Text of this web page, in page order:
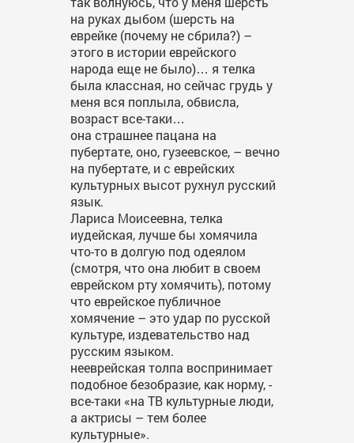
на руках дыбом (шерсть на
еврейке (почему не сбрила?) –
этого в истории еврейского
народа еще не было)… я телка
была классная, но сейчас грудь у
меня вся поплыла, обвисла,
возраст все-таки…
она страшнее пацана на
пубертате, оно, гузеевское, – вечно
на пубертате, и с еврейских
культурных высот рухнул русский
язык.
Лариса Моисеевна, телка
иудейская, лучше бы хомячила
что-то в долгую под одеялом
(смотря, что она любит в своем
еврейском рту хомячить), потому
что еврейское публичное
хомячение – это удар по русской
культуре, издевательство над
русским языком.
нееврейская толпа воспринимает
подобное безобразие, как норму, -
все-таки «на ТВ культурные люди,
а актрисы – тем более
культурные».